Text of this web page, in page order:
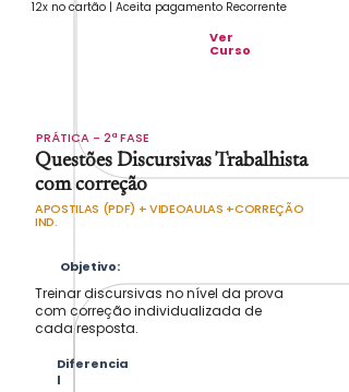
12x no cartão | Aceita pagamento Recorrente
Ver
Curso
APOSTILAS (PDF) + VIDEOAULAS +CORREÇÃO
IND.
Questões Discursivas Trabalhista
com correção
PRÁTICA - 2ª FASE
Treinar discursivas no nível da prova
com correção individualizada de
cada resposta.
Objetivo:
Diferencia
l